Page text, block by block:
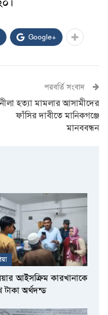
Google+
পরবর্তি সংবাদ
নীলা হত্যা মামলার আসামীদের
ফাঁসির দাবীতে মানিকগঞ্জে
মানববন্ধন
আইসক্রিম কারখানাকে
টাকা অর্থদন্ড